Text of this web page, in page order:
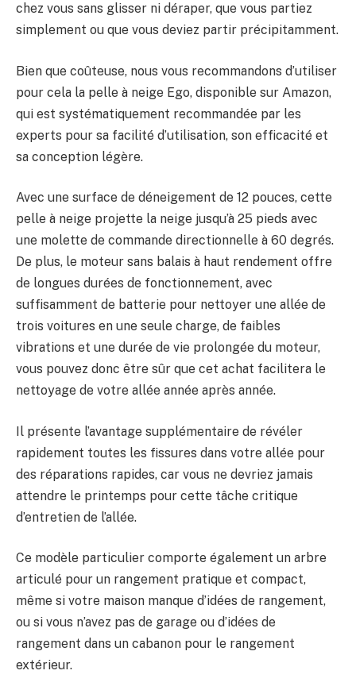
chez vous sans glisser ni déraper, que vous partiez
simplement ou que vous deviez partir précipitamment.
Bien que coûteuse, nous vous recommandons d’utiliser
pour cela la pelle à neige Ego, disponible sur Amazon,
qui est systématiquement recommandée par les
experts pour sa facilité d’utilisation, son efficacité et
sa conception légère.
Avec une surface de déneigement de 12 pouces, cette
pelle à neige projette la neige jusqu’à 25 pieds avec
une molette de commande directionnelle à 60 degrés.
De plus, le moteur sans balais à haut rendement offre
de longues durées de fonctionnement, avec
suffisamment de batterie pour nettoyer une allée de
trois voitures en une seule charge, de faibles
vibrations et une durée de vie prolongée du moteur,
vous pouvez donc être sûr que cet achat facilitera le
nettoyage de votre allée année après année.
Il présente l’avantage supplémentaire de révéler
rapidement toutes les fissures dans votre allée pour
des réparations rapides, car vous ne devriez jamais
attendre le printemps pour cette tâche critique
d’entretien de l’allée.
Ce modèle particulier comporte également un arbre
articulé pour un rangement pratique et compact,
même si votre maison manque d’idées de rangement,
ou si vous n’avez pas de garage ou d’idées de
rangement dans un cabanon pour le rangement
extérieur.